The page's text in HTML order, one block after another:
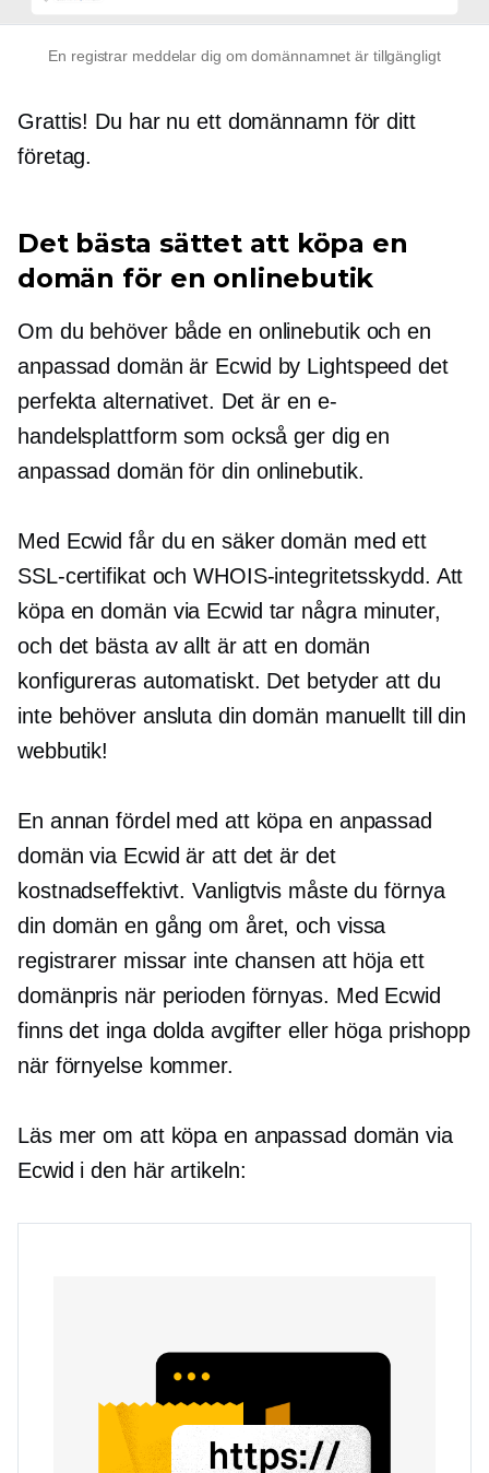
En registrar meddelar dig om domännamnet är tillgängligt
Grattis! Du har nu ett domännamn för ditt
företag.
Det bästa sättet att köpa en
domän för en onlinebutik
Om du behöver både en onlinebutik och en
anpassad domän är Ecwid by Lightspeed det
perfekta alternativet. Det är en e-
handelsplattform som också ger dig en
anpassad domän för din onlinebutik.
Med Ecwid får du en säker domän med ett
SSL-certifikat och WHOIS-integritetsskydd. Att
köpa en domän via Ecwid tar några minuter,
och det bästa av allt är att en domän
konfigureras automatiskt. Det betyder att du
inte behöver ansluta din domän manuellt till din
webbutik!
En annan fördel med att köpa en anpassad
domän via Ecwid är att det är det
kostnadseffektivt. Vanligtvis måste du förnya
din domän en gång om året, och vissa
registrarer missar inte chansen att höja ett
domänpris när perioden förnyas. Med Ecwid
finns det inga dolda avgifter eller höga prishopp
när förnyelse kommer.
Läs mer om att köpa en anpassad domän via
Ecwid i den här artikeln: